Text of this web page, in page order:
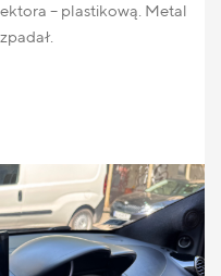
– plastikową. Metal